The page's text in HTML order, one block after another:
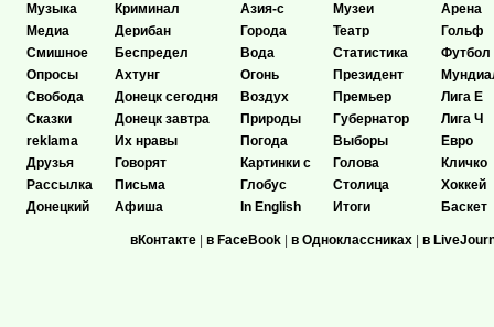
Музыка
Медиа
Смишное
Опросы
Свобода
Сказки
reklama
Друзья
Рассылка
Донецкий
Криминал
Дерибан
Беспредел
Ахтунг
Донецк сегодня
Донецк завтра
Их нравы
Говорят
Письма
Афиша
Азия-с
Города
Вода
Огонь
Воздух
Природы
Погода
Картинки с
Глобус
In English
Музеи
Театр
Статистика
Президент
Премьер
Губернатор
Выборы
Голова
Столица
Итоги
Арена
Гольф
Футбол
Лига Е
Лига Ч
Евро
Кличко
Хоккей
Баскет
вКонтакте в FaceBook в Одноклассниках в